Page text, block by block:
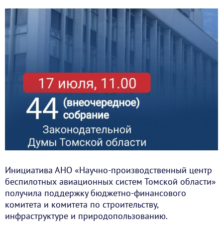
Инициатива АНО «Научно-производственный центр
беспилотных авиационных систем Томской области»
получила поддержку бюджетно-финансового
комитета и комитета по строительству,
инфраструктуре и природопользованию.